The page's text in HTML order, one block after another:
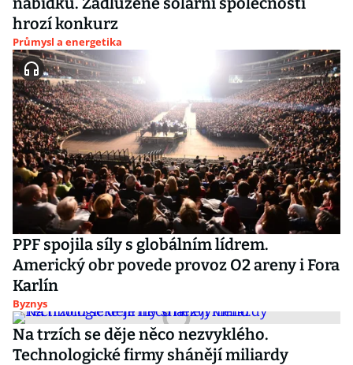
hrozí konkurz
Průmysl a energetika
PPF spojila síly s globálním lídrem.
Americký obr povede provoz O2 areny i Fora
Karlín
Byznys
Na trzích se děje něco nezvyklého.
Technologické firmy shánějí miliardy